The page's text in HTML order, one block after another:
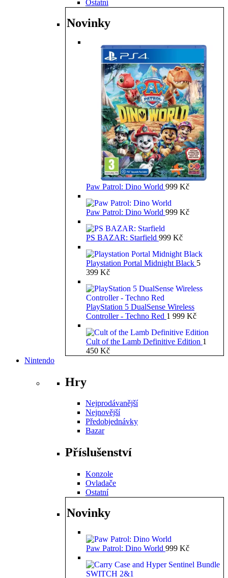
Ostatní
Novinky
Paw Patrol: Dino World 999 Kč
Paw Patrol: Dino World 999 Kč
PS BAZAR: Starfield 999 Kč
Playstation Portal Midnight Black 5
399 Kč
PlayStation 5 DualSense Wireless
Controller - Techno Red 1 999 Kč
Cult of the Lamb Definitive Edition 1
450 Kč
Nintendo
Hry
Nejprodávanější
Nejnovější
Předobjednávky
Bazar
Příslušenství
Konzole
Ovladače
Ostatní
Novinky
Paw Patrol: Dino World 999 Kč